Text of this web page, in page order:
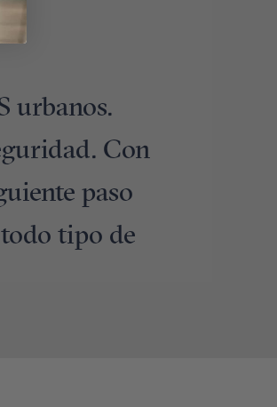
urbanos.
Con
paso
tipo de